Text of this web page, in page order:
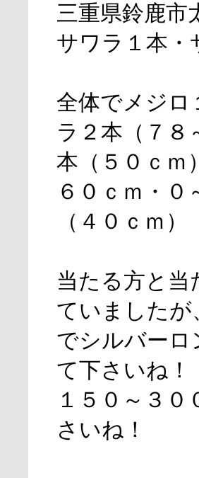
三重県鈴鹿市
サワラ１本・
全体でメジロ
ラ２本（７８
本（５０ｃｍ
６０ｃｍ・
（４０ｃｍ）
当たる方と
ていましたが
でシルバーロ
て下さいね！
１５０～３
さいね！